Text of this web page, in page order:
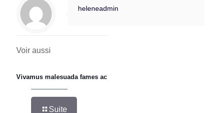
heleneadmin
Voir aussi
Vivamus malesuada fames ac
Suite